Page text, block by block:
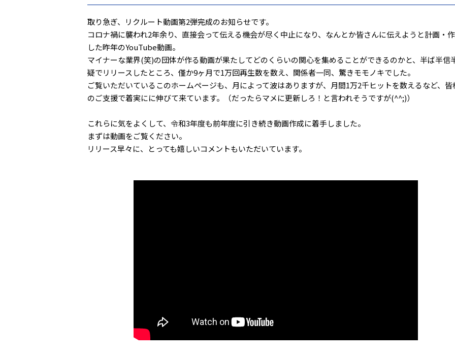
取り急ぎ、リクルート動画第2弾完成のお知らせです。
コロナ禍に襲われ2年余り、直接会って伝える機会が尽く中止になり、なんとか皆さんに伝えようと計画・
した昨年のYouTube動画。
マイナーな業界(笑)の団体が作る動画が果たしてどのくらいの関心を集めることができるのかと、半ば半信
疑でリリースしたところ、僅か9ヶ月で1万回再生数を数え、関係者一同、驚きモモノキでした。
ご覧いただいているこのホームページも、月によって波はありますが、月間1万2千ヒットを数えるなど、皆
のご支援で着実にに伸びて来ています。（だったらマメに更新しろ！と言われそうですが(^^;)）
これらに気をよくして、令和3年度も前年度に引き続き動画作成に着手しました。
まずは動画をご覧ください。
リリース早々に、とっても嬉しいコメントもいただいています。